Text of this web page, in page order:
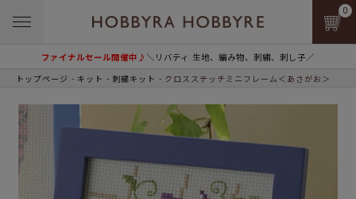
ファイナルセール開催中♪＼リバティ 生地、編み物、刺繍、刺し子／
0
トップページ キット 刺繍キット クロスステッチミニフレーム＜あさがお＞